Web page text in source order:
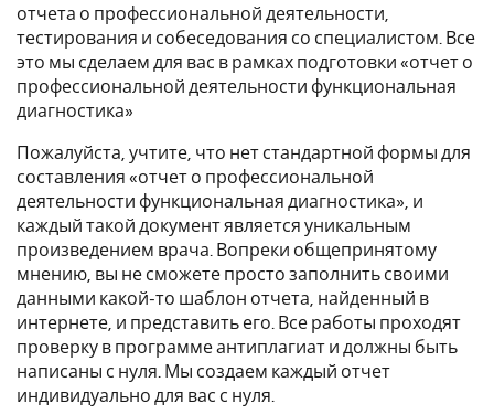
отчета о профессиональной деятельности,
тестирования и собеседования со специалистом. Все
это мы сделаем для вас в рамках подготовки «отчет о
профессиональной деятельности функциональная
диагностика»
Пожалуйста, учтите, что нет стандартной формы для
составления «отчет о профессиональной
деятельности функциональная диагностика», и
каждый такой документ является уникальным
произведением врача. Вопреки общепринятому
мнению, вы не сможете просто заполнить своими
данными какой-то шаблон отчета, найденный в
интернете, и представить его. Все работы проходят
проверку в программе антиплагиат и должны быть
написаны с нуля. Мы создаем каждый отчет
индивидуально для вас с нуля.